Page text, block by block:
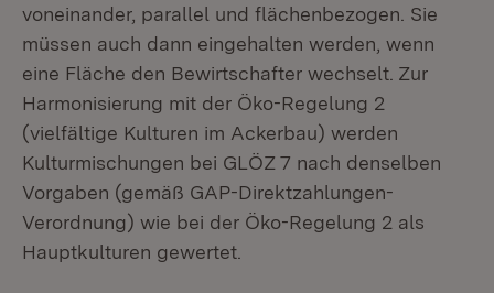
voneinander, parallel und flächenbezogen. Sie
müssen auch dann eingehalten werden, wenn
eine Fläche den Bewirtschafter wechselt. Zur
Harmonisierung mit der Öko-Regelung 2
(vielfältige Kulturen im Ackerbau) werden
Kulturmischungen bei GLÖZ 7 nach denselben
Vorgaben (gemäß GAP-Direktzahlungen-
Verordnung) wie bei der Öko-Regelung 2 als
Hauptkulturen gewertet.